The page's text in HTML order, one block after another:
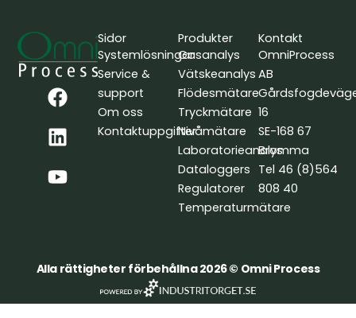
F
a
c
e
b
o
L
i
n
k
e
d
Y
o
u
t
u
b
Sidor
Systemlösningar
Service &
support
Om oss
Kontaktuppgifter
Produkter
Gasanalys
Vätskeanalys
Flödesmätare
Tryckmätare
Nivåmätare
Laboratorieanalys
Dataloggers
Regulatorer
Temperaturmätare
Kontakt
OmniProcess
AB
16
SE-168 67
Bromma
Tel 46 (8)564
808 40
Alla rättigheter förbehållna 2026 © Omni Process